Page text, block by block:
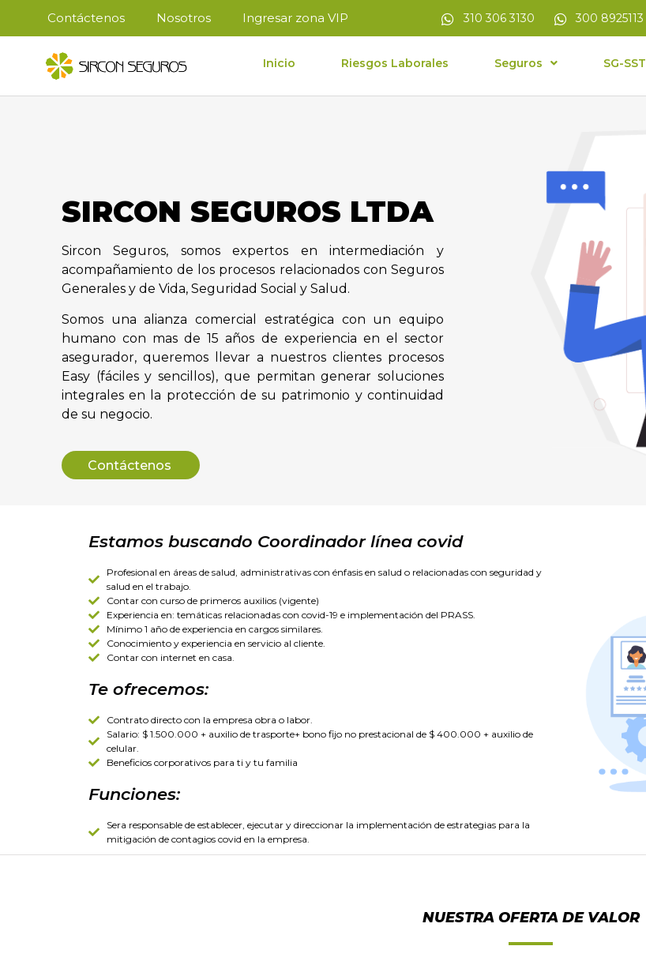
Contáctenos Nosotros Ingresar zona VIP 310 306 3130 300 8925113
Inicio Riesgos Laborales Seguros SG-SST
SIRCON SEGUROS LTDA
Sircon Seguros, somos expertos en intermediación y
acompañamiento de los procesos relacionados con Seguros
Generales y de Vida, Seguridad Social y Salud.
Somos una alianza comercial estratégica con un equipo
humano con mas de 15 años de experiencia en el sector
asegurador, queremos llevar a nuestros clientes procesos
Easy (fáciles y sencillos), que permitan generar soluciones
integrales en la protección de su patrimonio y continuidad
de su negocio.
Contáctenos
Estamos buscando Coordinador línea covid
Profesional en áreas de salud, administrativas con énfasis en salud o relacionadas con seguridad y
salud en el trabajo.
Contar con curso de primeros auxilios (vigente)
Experiencia en: temáticas relacionadas con covid-19 e implementación del PRASS.
Mínimo 1 año de experiencia en cargos similares.
Conocimiento y experiencia en servicio al cliente.
Contar con internet en casa.
Te ofrecemos:
Contrato directo con la empresa obra o labor.
Salario: $ 1.500.000 + auxilio de trasporte+ bono fijo no prestacional de $ 400.000 + auxilio de
celular.
Beneficios corporativos para ti y tu familia
Funciones:
Sera responsable de establecer, ejecutar y direccionar la implementación de estrategias para la
mitigación de contagios covid en la empresa.
NUESTRA OFERTA DE VALOR